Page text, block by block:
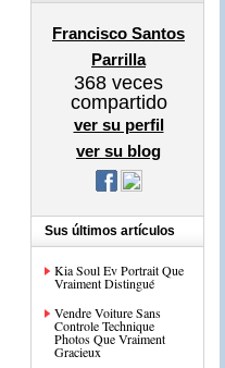
Francisco Santos
Parrilla
368 veces
compartido
ver su perfil
ver su blog
Sus últimos artículos
Kia Soul Ev Portrait Que
Vraiment Distingué
Vendre Voiture Sans
Controle Technique
Photos Que Vraiment
Gracieux